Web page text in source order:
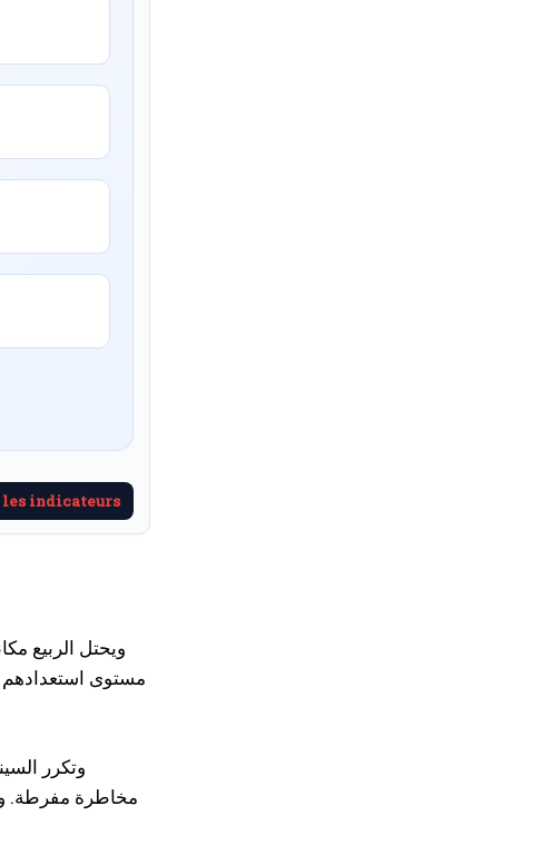
indicateurs
ويحتل الربيع
مستوى استعدادهم
وتكرر
مخاطرة مفرطة.